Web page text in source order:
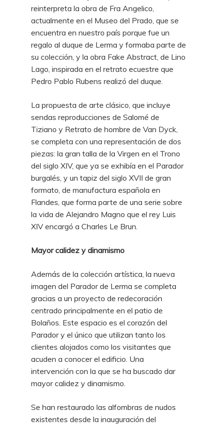
reinterpreta la obra de Fra Angelico,
actualmente en el Museo del Prado, que se
encuentra en nuestro país porque fue un
regalo al duque de Lerma y formaba parte de
su colección, y la obra Fake Abstract, de Lino
Lago, inspirada en el retrato ecuestre que
Pedro Pablo Rubens realizó del duque.
La propuesta de arte clásico, que incluye
sendas reproducciones de Salomé de
Tiziano y Retrato de hombre de Van Dyck,
se completa con una representación de dos
piezas: la gran talla de la Virgen en el Trono
del siglo XIV, que ya se exhibía en el Parador
burgalés, y un tapiz del siglo XVII de gran
formato, de manufactura española en
Flandes, que forma parte de una serie sobre
la vida de Alejandro Magno que el rey Luis
XIV encargó a Charles Le Brun.
Mayor calidez y dinamismo
Además de la colección artística, la nueva
imagen del Parador de Lerma se completa
gracias a un proyecto de redecoración
centrado principalmente en el patio de
Bolaños. Este espacio es el corazón del
Parador y el único que utilizan tanto los
clientes alojados como los visitantes que
acuden a conocer el edificio. Una
intervención con la que se ha buscado dar
mayor calidez y dinamismo.
Se han restaurado las alfombras de nudos
existentes desde la inauguración del